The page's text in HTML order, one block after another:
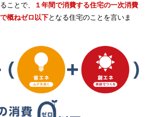
ことで、
１年間で消費する住宅の一次消費
概ねゼロ以下となる住宅のことを言いま